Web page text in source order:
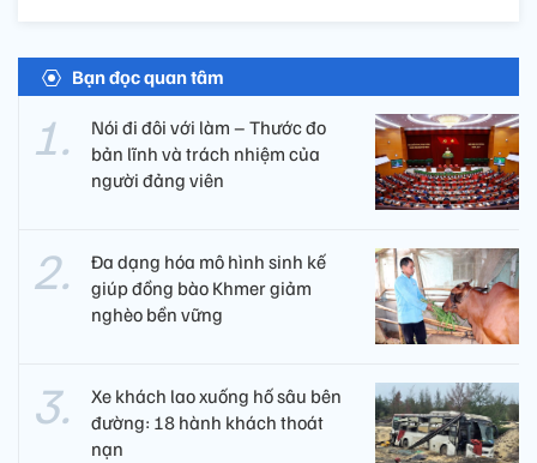
Bạn đọc quan tâm
Nói đi đôi với làm – Thước đo
bản lĩnh và trách nhiệm của
người đảng viên​
Đa dạng hóa mô hình sinh kế
giúp đồng bào Khmer giảm
nghèo bền vững
Xe khách lao xuống hố sâu bên
đường: 18 hành khách thoát
nạn